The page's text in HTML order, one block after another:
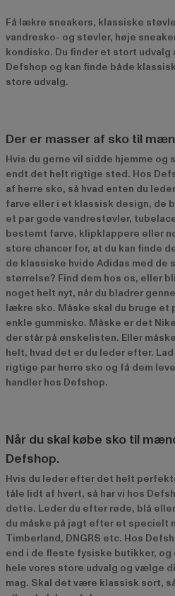
Få lækre sneakers, klassiske
vandresko- og støvler, høje
kondisko. Du finder et stort
Defshop og kan finde både
store udvalg.
Der er masser af sko til
Hvis du gerne vil sidde hjemme og
endt det helt rigtige sted. Hos
af herre sko, så hvad enten du
farve eller i et klassisk design, de
et par gode vandrestøvler,
bestemt farve, klipklappere eller
store chancer for, at du kan finde
de klassiske hvide Adidas med de
størrelse? Find dem hos os, eller
noget helt nyt, når du bladrer
lækre sko. Måske skal du bruge
enkle gummisko. Måske er det
der står på ønskelisten. Eller
helt, hvad det er du leder efter.
rigtige par herre sko og få dem
handler hos Defshop.
Når du skal købe sko til
Defshop.
Hvis du leder efter det helt
tåle lidt af hvert, så har vi hos
dette. Leder du efter røde, blå
du måske på jagt efter et specielt
Timberland, DNGRS etc. Hos
end i de fleste fysiske butikker, og
hele vores store udvalg og vælge
mag. Skal det være klassisk sort,